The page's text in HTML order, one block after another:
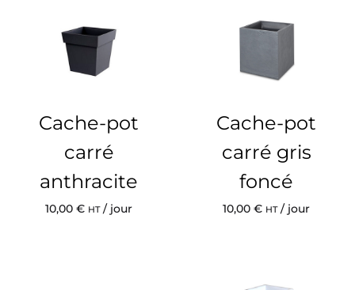
Cache-pot
carré
anthracite
10,00 € HT/ jour
Cache-pot
carré gris
foncé
10,00 € HT/ jour